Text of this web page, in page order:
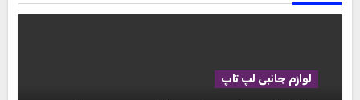
لوازم جانبی لپ تاپ